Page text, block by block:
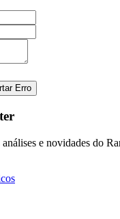
e novidades do